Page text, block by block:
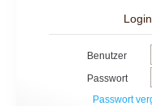
Benutzer
Passwort
Passwort